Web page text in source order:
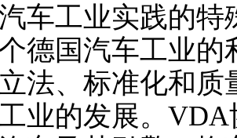
车工业实践的
德国汽车工业
法、标准化和
业的发展。